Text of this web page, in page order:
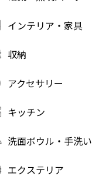
インテリア・家具
収納
アクセサリー
キッチン
洗面ボウル・手洗い
エクステリア